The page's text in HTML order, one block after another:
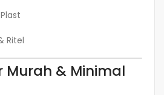
Ritel
Murah & Minimal